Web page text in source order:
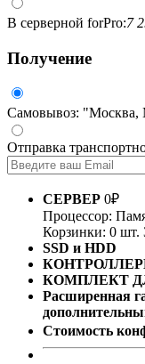
В серверной forPro:7
Получение
Самовывоз:
Отправка
СЕРВЕР 0₽
Процессор:
Корзинки: 0 шт.
SSD и HDD
КОМПЛЕКТ
Расширенная
Стоимость